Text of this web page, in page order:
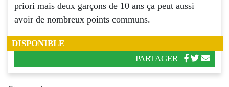
priori mais deux garçons de 10 ans ça peut aussi
avoir de nombreux points communs.
DISPONIBLE
PARTAGER